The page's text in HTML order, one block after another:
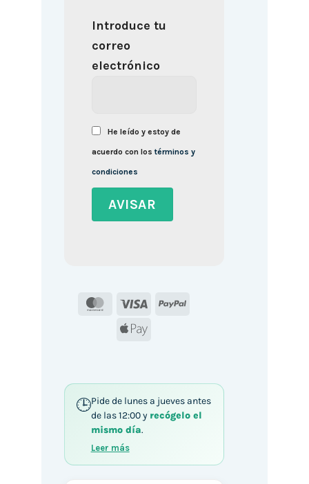
Introduce tu
correo
electrónico
He leído y estoy de
acuerdo con lostérminos y
condiciones
MasterCard
Visa
PayPal
Apple
Pide de lunes a jueves antes
de las 12:00 y recógelo el
mismo día.
Leer más